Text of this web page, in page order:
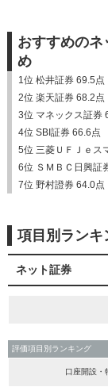
おすすめのネ
め
1位 松井証券 69.5点
2位 楽天証券 68.2点
3位 マネックス証券
4位 SBI証券 66.6点
5位 三菱ＵＦＪｅス
6位 ＳＭＢＣ日興証
7位 野村證券 64.0点
項目別ランキ
ネット証券
評価項目別ランキング
口座開設・